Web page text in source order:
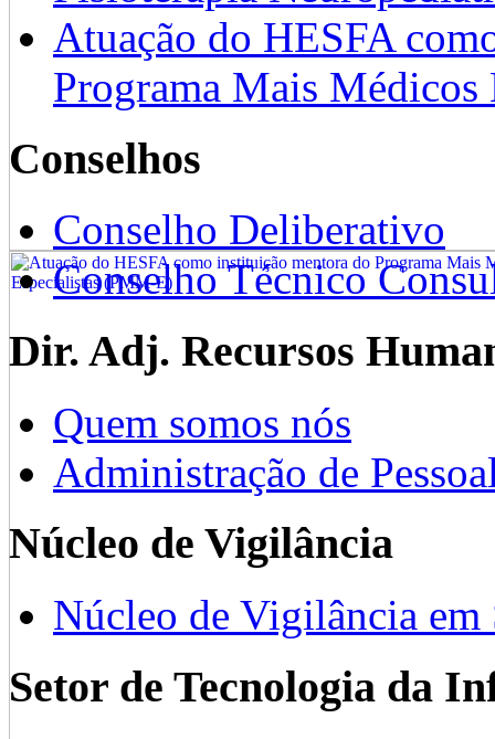
Atuação do HESFA
Programa Mais
Conselhos
Conselho Deliberativo
Conselho Técnico
Dir. Adj. Recursos
Quem somos nós
Administração de
Núcleo de Vigilância
Núcleo de Vigilância em
Setor de Tecnologia da